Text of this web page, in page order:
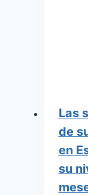
Las
de
en
su